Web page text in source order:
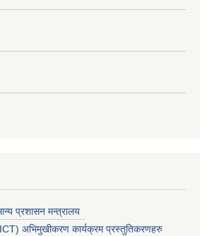
प्रशासन मन्त्रालय
अभिमुखीकरण कार्यक्रम प्रस्तुतिकरणहरु